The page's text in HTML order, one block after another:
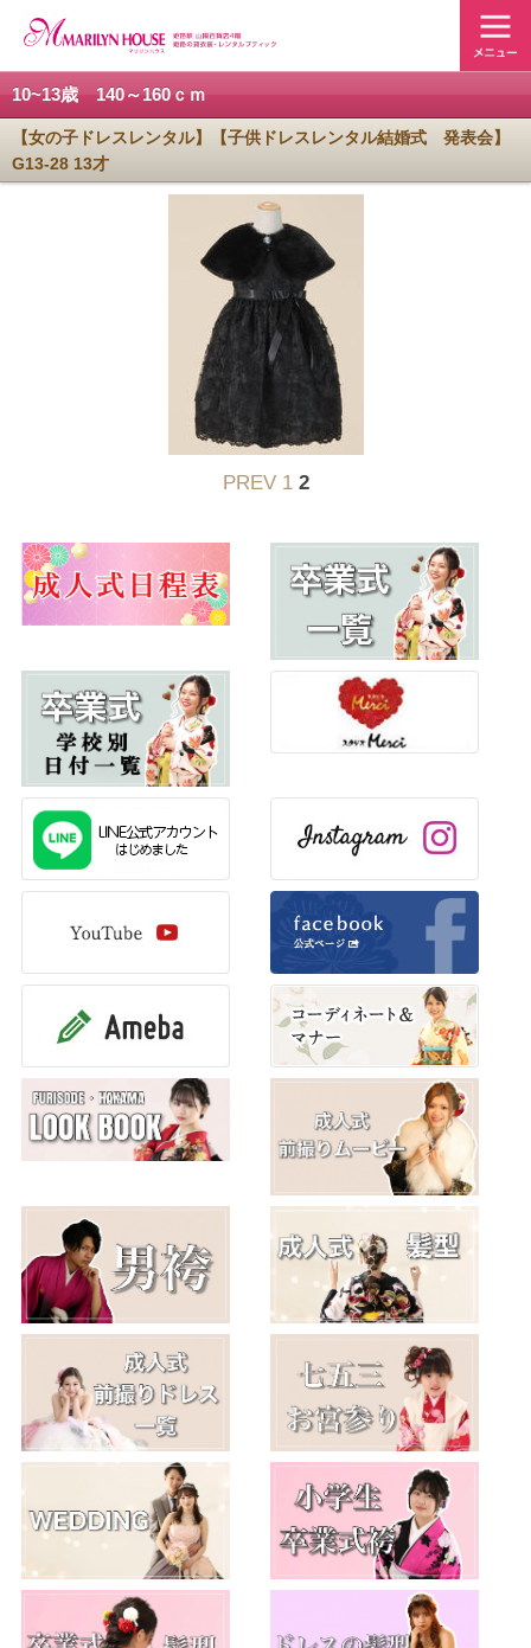
10~13歳 140～160ｃｍ
【女の子ドレスレンタル】【子供ドレスレンタル結婚式 発表会】
G13-28 13才
PREV 1 2